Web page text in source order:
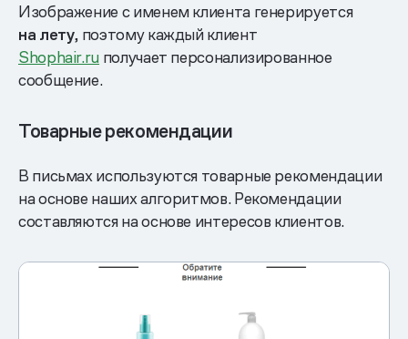
Изображение с именем клиента генерируется
на лету, поэтому каждый клиент
Shophair.ru получает персонализированное
сообщение.
Товарные рекомендации
В письмах используются товарные рекомендации
на основе наших алгоритмов. Рекомендации
составляются на основе интересов клиентов.